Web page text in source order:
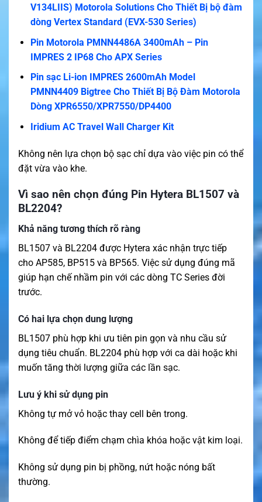
V134LIIS) Motorola Solutions Cho Thiết Bị bộ đàm
dòng Vertex Standard (EVX-530 Series)
Pin Motorola PMNN4486A 3400mAh – Pin
IMPRES 2 IP68 Cho APX Series
Pin sạc Li-ion IMPRES 2600mAh Model
PMNN4409 Bigtree Cho Thiết Bị Bộ Đàm Motorola
Dòng XPR6550/XPR7550/DP4400
Iridium AC Travel Wall Charger Kit
Không nên lựa chọn bộ sạc chỉ dựa vào việc pin có thể
đặt vừa vào khe.
Vì sao nên chọn đúng Pin Hytera BL1507 và
BL2204?
Khả năng tương thích rõ ràng
BL1507 và BL2204 được Hytera xác nhận trực tiếp
cho AP585, BP515 và BP565. Việc sử dụng đúng mã
giúp hạn chế nhầm pin với các dòng TC Series đời
trước.
Có hai lựa chọn dung lượng
BL1507 phù hợp khi ưu tiên pin gọn và nhu cầu sử
dụng tiêu chuẩn. BL2204 phù hợp với ca dài hoặc khi
muốn tăng thời lượng giữa các lần sạc.
Lưu ý khi sử dụng pin
Không tự mở vỏ hoặc thay cell bên trong.
Không để tiếp điểm chạm chìa khóa hoặc vật kim loại.
Không sử dụng pin bị phồng, nứt hoặc nóng bất
thường.